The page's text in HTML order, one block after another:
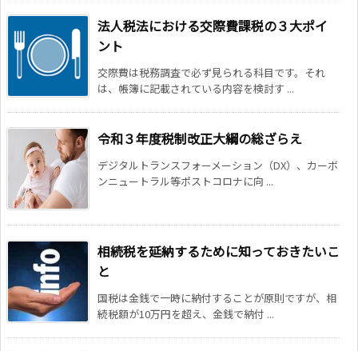
法人税法における交際費課税の３大ポイ
ント
交際費は税務調査で必ず見られる科目です。それ
は、帳簿に記載されている内容を検討す ...
令和３年度税制改正大綱の総ざらえ
デジタルトランスフォーメーション（DX）、カーボ
ンニュートラル等ポストコロナに向 ...
相続税を延納するために知っておきたいこ
と
国税は金銭で一時に納付することが原則ですが、相
続税額が10万円を超え、金銭で納付 ...